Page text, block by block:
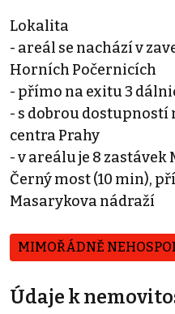
Lokalita
- areál se nachází v
Horních Počernicích
- přímo na exitu 3
- s dobrou dostupností
centra Prahy
- v areálu je 8 zastávek
Černý most (10 min),
Masarykova nádraží
MIMOŘÁDNĚ
Údaje k